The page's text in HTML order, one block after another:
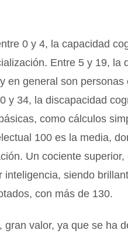
0 y 4, la capacidad
Entre 5 y 19, la
en general son personas
y 34, la discapacidad
como cálculos
100 es la media,
Un cociente superior,
inteligencia, siendo
con más de 130.
valor, ya que se ha